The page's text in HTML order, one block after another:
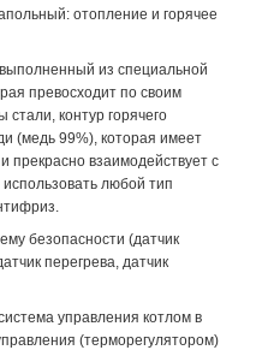
отопление и горячее
из специальной
превосходит по своим
стали, контур горячего
(медь 99%), которая имеет
взаимодействует с
любой тип
безопасности (датчик
перегрева, датчик
управления котлом в
(терморегулятором)